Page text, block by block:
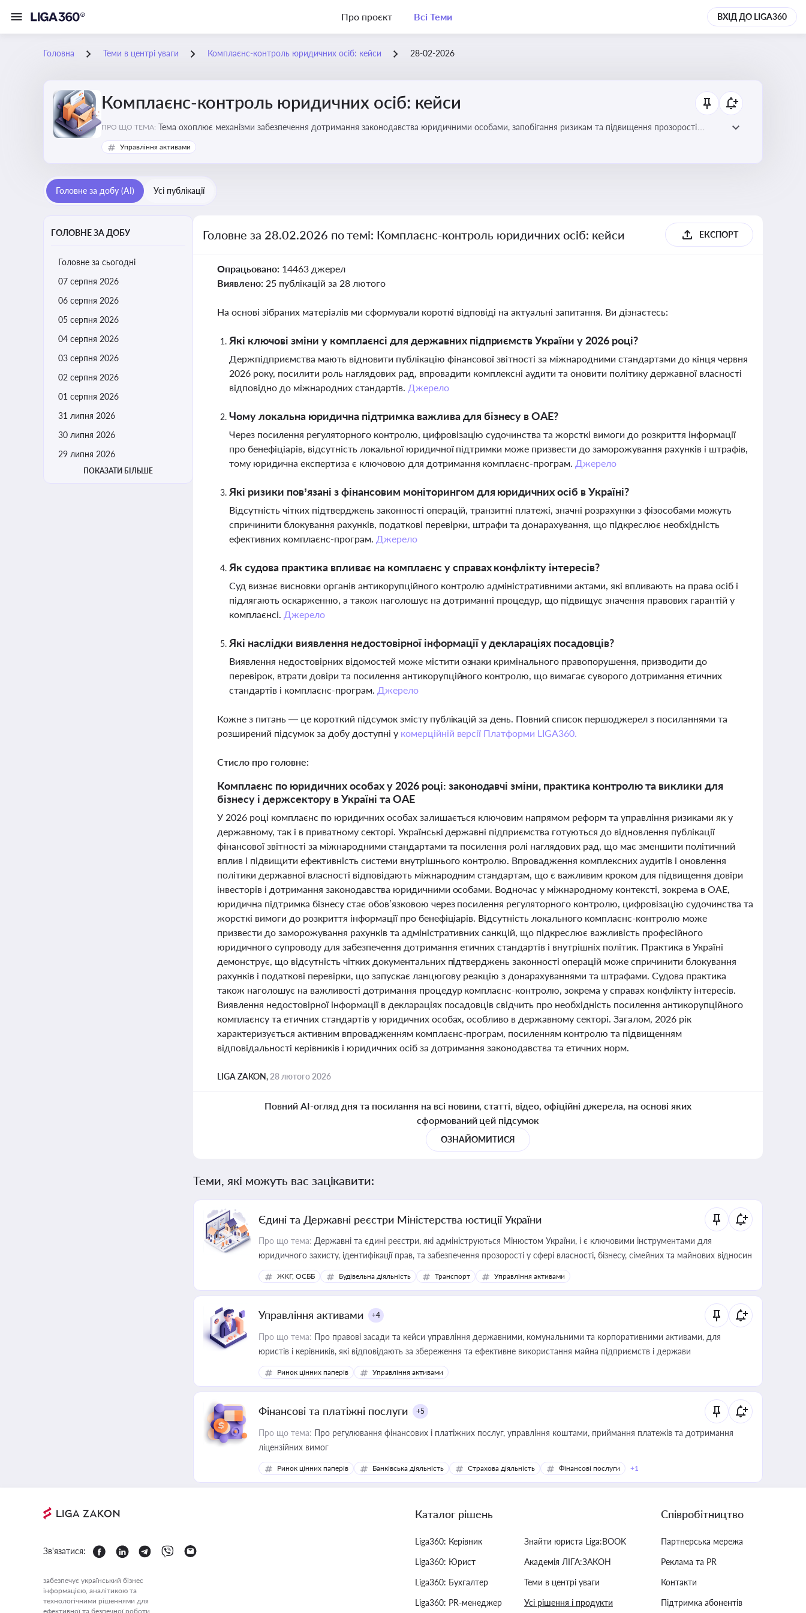
Про проєкт Всі Теми ВХІД ДО LIGA360
Головна Теми в центрі уваги Комплаєнс-контроль юридичних осіб: кейси 28-02-2026
Комплаєнс-контроль юридичних осіб: кейси
ПРО ЩО ТЕМА: Тема охоплює механізми забезпечення дотримання законодавства юридичними особами, запобігання ризикам та підвищення прозорості
діяльності
Управління активами
Головне за добу (AI) Усі публікації
ГОЛОВНЕ ЗА ДОБУ
Головне за сьогодні
07 серпня 2026
06 серпня 2026
05 серпня 2026
04 серпня 2026
03 серпня 2026
02 серпня 2026
01 серпня 2026
31 липня 2026
30 липня 2026
29 липня 2026
ПОКАЗАТИ БІЛЬШЕ
Головне за 28.02.2026 по темі: Комплаєнс-контроль юридичних осіб: кейси ЕКСПОРТ
Опрацьовано: 14463 джерел
Виявлено: 25 публікацій за 28 лютого
На основі зібраних матеріалів ми сформували короткі відповіді на актуальні запитання. Ви дізнаєтесь:
Які ключові зміни у комплаєнсі для державних підприємств України у 2026 році?
Держпідприємства мають відновити публікацію фінансової звітності за міжнародними стандартами до кінця червня
2026 року, посилити роль наглядових рад, впровадити комплексні аудити та оновити політику державної власності
відповідно до міжнародних стандартів. Джерело
Чому локальна юридична підтримка важлива для бізнесу в ОАЕ?
Через посилення регуляторного контролю, цифровізацію судочинства та жорсткі вимоги до розкриття інформації
про бенефіціарів, відсутність локальної юридичної підтримки може призвести до заморожування рахунків і штрафів,
тому юридична експертиза є ключовою для дотримання комплаєнс-програм. Джерело
Які ризики пов’язані з фінансовим моніторингом для юридичних осіб в Україні?
Відсутність чітких підтверджень законності операцій, транзитні платежі, значні розрахунки з фізособами можуть
спричинити блокування рахунків, податкові перевірки, штрафи та донарахування, що підкреслює необхідність
ефективних комплаєнс-програм. Джерело
Як судова практика впливає на комплаєнс у справах конфлікту інтересів?
Суд визнає висновки органів антикорупційного контролю адміністративними актами, які впливають на права осіб і
підлягають оскарженню, а також наголошує на дотриманні процедур, що підвищує значення правових гарантій у
комплаєнсі. Джерело
Які наслідки виявлення недостовірної інформації у деклараціях посадовців?
Виявлення недостовірних відомостей може містити ознаки кримінального правопорушення, призводити до
перевірок, втрати довіри та посилення антикорупційного контролю, що вимагає суворого дотримання етичних
стандартів і комплаєнс-програм. Джерело
Кожне з питань — це короткий підсумок змісту публікацій за день. Повний список першоджерел з посиланнями та
розширений підсумок за добу доступні у комерційній версії Платформи LIGA360.
Стисло про головне:
Комплаєнс по юридичних особах у 2026 році: законодавчі зміни, практика контролю та виклики для
бізнесу і держсектору в Україні та ОАЕ
У 2026 році комплаєнс по юридичних особах залишається ключовим напрямом реформ та управління ризиками як у
державному, так і в приватному секторі. Українські державні підприємства готуються до відновлення публікації
фінансової звітності за міжнародними стандартами та посилення ролі наглядових рад, що має зменшити політичний
вплив і підвищити ефективність системи внутрішнього контролю. Впровадження комплексних аудитів і оновлення
політики державної власності відповідають міжнародним стандартам, що є важливим кроком для підвищення довіри
інвесторів і дотримання законодавства юридичними особами. Водночас у міжнародному контексті, зокрема в ОАЕ,
юридична підтримка бізнесу стає обов’язковою через посилення регуляторного контролю, цифровізацію судочинства та
жорсткі вимоги до розкриття інформації про бенефіціарів. Відсутність локального комплаєнс-контролю може
призвести до заморожування рахунків та адміністративних санкцій, що підкреслює важливість професійного
юридичного супроводу для забезпечення дотримання етичних стандартів і внутрішніх політик. Практика в Україні
демонструє, що відсутність чітких документальних підтверджень законності операцій може спричинити блокування
рахунків і податкові перевірки, що запускає ланцюгову реакцію з донарахуваннями та штрафами. Судова практика
також наголошує на важливості дотримання процедур комплаєнс-контролю, зокрема у справах конфлікту інтересів.
Виявлення недостовірної інформації в деклараціях посадовців свідчить про необхідність посилення антикорупційного
комплаєнсу та етичних стандартів у юридичних особах, особливо в державному секторі. Загалом, 2026 рік
характеризується активним впровадженням комплаєнс-програм, посиленням контролю та підвищенням
відповідальності керівників і юридичних осіб за дотримання законодавства та етичних норм.
LIGA ZAKON, 28 лютого 2026
Повний AI-огляд дня та посилання на всі новини, статті, відео, офіційні джерела, на основі яких
сформований цей підсумок
ОЗНАЙОМИТИСЯ
Теми, які можуть вас зацікавити:
Єдині та Державні реєстри Міністерства юстиції України
Про що тема: Державні та єдині реєстри, які адмініструються Мінюстом України, і є ключовими інструментами для
юридичного захисту, ідентифікації прав, та забезпечення прозорості у сфері власності, бізнесу, сімейних та майнових відносин
ЖКГ, ОСББ Будівельна діяльність Транспорт Управління активами
Управління активами +4
Про що тема: Про правові засади та кейси управління державними, комунальними та корпоративними активами, для
юристів і керівників, які відповідають за збереження та ефективне використання майна підприємств і держави
Ринок цінних паперів Управління активами
Фінансові та платіжні послуги +5
Про що тема: Про регулювання фінансових і платіжних послуг, управління коштами, приймання платежів та дотримання
ліцензійних вимог
Ринок цінних паперів Банківська діяльність Страхова діяльність Фінансові послуги +1
Зв'язатися:
забезпечує український бізнес
інформацією, аналітикою та
технологічними рішеннями для
ефективної та безпечної роботи.
Каталог рішень
Liga360: Керівник
Liga360: Юрист
Liga360: Бухгалтер
Liga360: PR-менеджер
Знайти юриста Liga:BOOK
Академія ЛІГА:ЗАКОН
Теми в центрі уваги
Усі рішення і продукти
Співробітництво
Партнерська мережа
Реклама та PR
Контакти
Підтримка абонентів